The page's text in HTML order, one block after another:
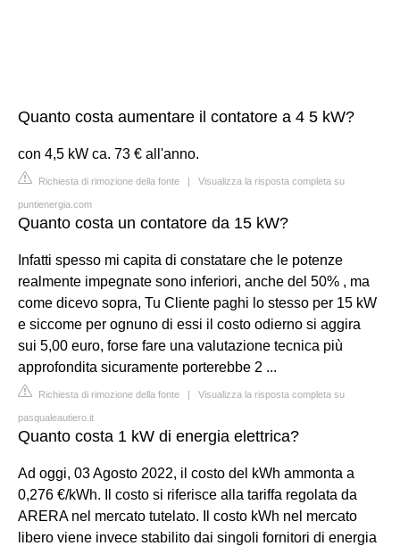
Quanto costa aumentare il contatore a 4 5 kW?
con 4,5 kW ca. 73 € all'anno.
Richiesta di rimozione della fonte | Visualizza la risposta completa su
puntienergia.com
Quanto costa un contatore da 15 kW?
Infatti spesso mi capita di constatare che le potenze
realmente impegnate sono inferiori, anche del 50% , ma
come dicevo sopra, Tu Cliente paghi lo stesso per 15 kW
e siccome per ognuno di essi il costo odierno si aggira
sui 5,00 euro, forse fare una valutazione tecnica più
approfondita sicuramente porterebbe 2 ...
Richiesta di rimozione della fonte | Visualizza la risposta completa su
pasqualeautiero.it
Quanto costa 1 kW di energia elettrica?
Ad oggi, 03 Agosto 2022, il costo del kWh ammonta a
0,276 €/kWh. Il costo si riferisce alla tariffa regolata da
ARERA nel mercato tutelato. Il costo kWh nel mercato
libero viene invece stabilito dai singoli fornitori di energia